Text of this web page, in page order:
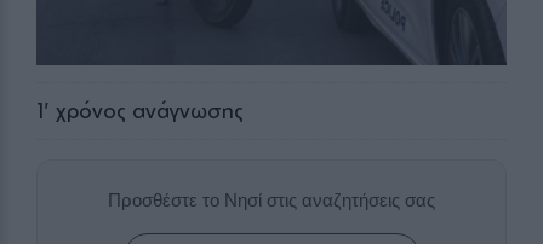
1' χρόνος ανάγνωσης
Προσθέστε το Νησί στις αναζητήσεις σας